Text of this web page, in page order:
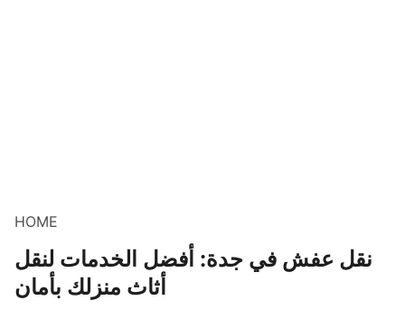
HOME
نقل عفش في جدة: أفضل الخدمات لنقل
أثاث منزلك بأمان